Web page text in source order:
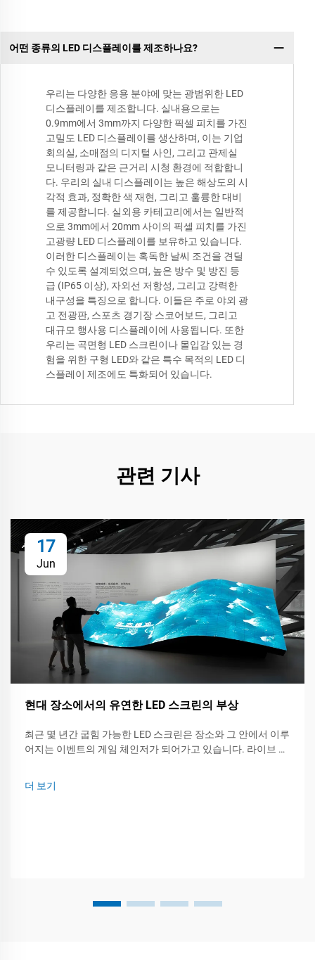
어떤 종류의 LED 디스플레이를 제조하나요?
우리는 다양한 응용 분야에 맞는 광범위한 LED
디스플레이를 제조합니다. 실내용으로는
0.9mm에서 3mm까지 다양한 픽셀 피치를 가진
고밀도 LED 디스플레이를 생산하며, 이는 기업
회의실, 소매점의 디지털 사인, 그리고 관제실
모니터링과 같은 근거리 시청 환경에 적합합니
다. 우리의 실내 디스플레이는 높은 해상도의 시
각적 효과, 정확한 색 재현, 그리고 훌륭한 대비
를 제공합니다. 실외용 카테고리에서는 일반적
으로 3mm에서 20mm 사이의 픽셀 피치를 가진
고광량 LED 디스플레이를 보유하고 있습니다.
이러한 디스플레이는 혹독한 날씨 조건을 견딜
수 있도록 설계되었으며, 높은 방수 및 방진 등
급 (IP65 이상), 자외선 저항성, 그리고 강력한
내구성을 특징으로 합니다. 이들은 주로 야외 광
고 전광판, 스포츠 경기장 스코어보드, 그리고
대규모 행사용 디스플레이에 사용됩니다. 또한
우리는 곡면형 LED 스크린이나 몰입감 있는 경
험을 위한 구형 LED와 같은 특수 목적의 LED 디
스플레이 제조에도 특화되어 있습니다.
관련 기사
17
Jun
현대 장소에서의 유연한 LED 스크린의 부상
최근 몇 년간 굽힘 가능한 LED 스크린은 장소와 그 안에서 이루
어지는 이벤트의 게임 체인저가 되어가고 있습니다. 라이브 콘
다...
더 보기